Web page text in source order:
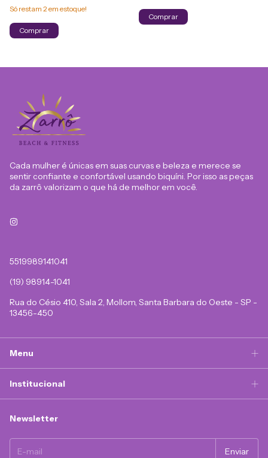
Só restam 2em estoque!
Comprar
Comprar
Cada mulher é únicas em suas curvas e beleza e merece se
sentir confiante e confortável usando biquíni. Por isso as peças
da zarrô valorizam o que há de melhor em você.
5519989141041
(19) 98914-1041
Rua do Césio 410, Sala 2, Mollom, Santa Barbara do Oeste - SP -
13456-450
Menu
Institucional
Newsletter